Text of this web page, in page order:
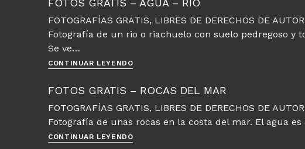
y
Mar
FOTOS GRATIS – AGUA – RÍO
FOTOGRAFÍAS GRATIS, LIBRES DE DERECHOS DE
Fotografía de un rio o riachuelo con suelo pedregoso y
Se ve…
CONTINUAR LEYENDOFotos
–
Río
FOTOS GRATIS – ROCAS DEL MAR
FOTOGRAFÍAS GRATIS, LIBRES DE DERECHOS DE
Fotografía de unas rocas en la costa del mar. El agua
CONTINUAR LEYENDOFotos